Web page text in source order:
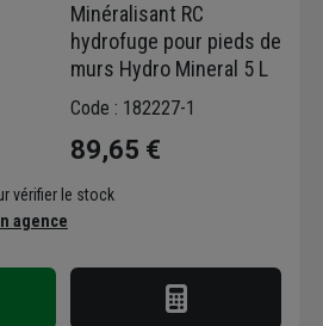
Minéralisant RC
hydrofuge pour pieds de
murs Hydro Mineral 5 L
Code : 182227-1
89,65 €
vérifier le stock
agence